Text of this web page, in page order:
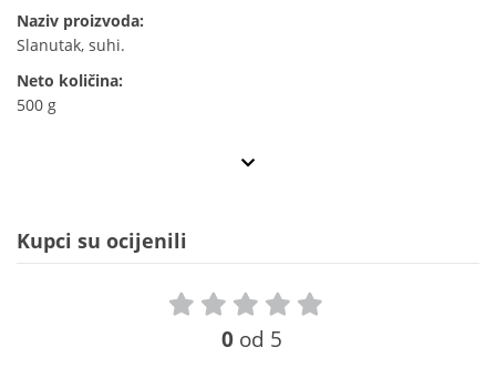
Naziv proizvoda:
Slanutak, suhi.
Neto količina:
500 g
Kupci su ocijenili
0 od 5